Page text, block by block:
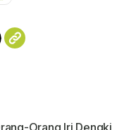
Orang Iri Dengki